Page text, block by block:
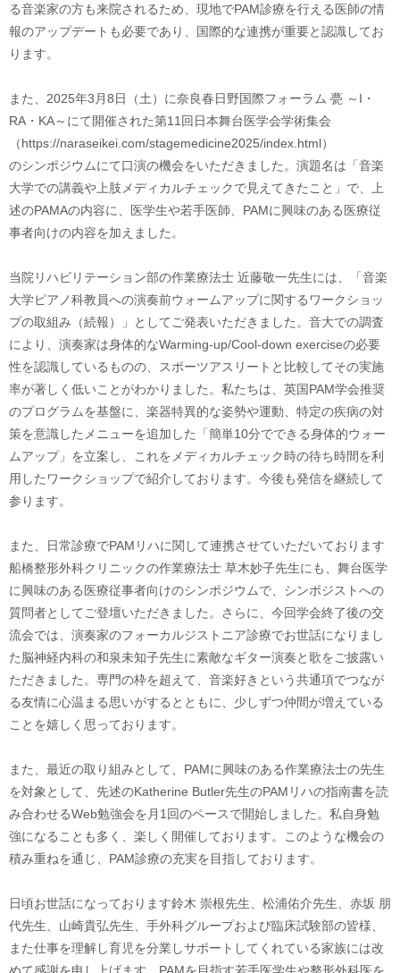
る音楽家の方も来院されるため、現地でPAM診療を行える医師の情
報のアップデートも必要であり、国際的な連携が重要と認識してお
ります。
また、2025年3月8日（土）に奈良春日野国際フォーラム 甍 ～I・
RA・KA～にて開催された第11回日本舞台医学会学術集会
（https://naraseikei.com/stagemedicine2025/index.html）
のシンポジウムにて口演の機会をいただきました。演題名は「音楽
大学での講義や上肢メディカルチェックで見えてきたこと」で、上
述のPAMAの内容に、医学生や若手医師、PAMに興味のある医療従
事者向けの内容を加えました。
当院リハビリテーション部の作業療法士 近藤敬一先生には、「音楽
大学ピアノ科教員への演奏前ウォームアップに関するワークショッ
プの取組み（続報）」としてご発表いただきました。音大での調査
により、演奏家は身体的なWarming-up/Cool-down exerciseの必要
性を認識しているものの、スポーツアスリートと比較してその実施
率が著しく低いことがわかりました。私たちは、英国PAM学会推奨
のプログラムを基盤に、楽器特異的な姿勢や運動、特定の疾病の対
策を意識したメニューを追加した「簡単10分でできる身体的ウォー
ムアップ」を立案し、これをメディカルチェック時の待ち時間を利
用したワークショップで紹介しております。今後も発信を継続して
参ります。
また、日常診療でPAMリハに関して連携させていただいております
船橋整形外科クリニックの作業療法士 草木妙子先生にも、舞台医学
に興味のある医療従事者向けのシンポジウムで、シンポジストへの
質問者としてご登壇いただきました。さらに、今回学会終了後の交
流会では、演奏家のフォーカルジストニア診療でお世話になりまし
た脳神経内科の和泉未知子先生に素敵なギター演奏と歌をご披露い
ただきました。専門の枠を超えて、音楽好きという共通項でつなが
る友情に心温まる思いがするとともに、少しずつ仲間が増えている
ことを嬉しく思っております。
また、最近の取り組みとして、PAMに興味のある作業療法士の先生
を対象として、先述のKatherine Butler先生のPAMリハの指南書を読
み合わせるWeb勉強会を月1回のペースで開始しました。私自身勉
強になることも多く、楽しく開催しております。このような機会の
積み重ねを通じ、PAM診療の充実を目指しております。
日頃お世話になっております鈴木 崇根先生、松浦佑介先生、赤坂 朋
代先生、山崎貴弘先生、手外科グループおよび臨床試験部の皆様、
また仕事を理解し育児を分業しサポートしてくれている家族には改